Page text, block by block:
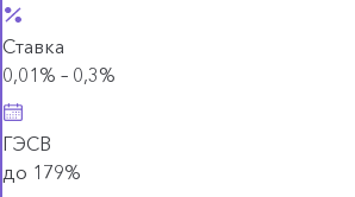
Ставка
0,01% – 0,3%
ГЭСВ
до 179%